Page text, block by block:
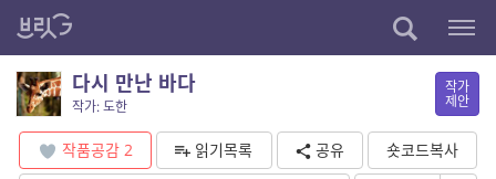
다시 만난 바다
작가: 도한
작가
제안
작품공감 2 읽기목록 공유
숏코드복사